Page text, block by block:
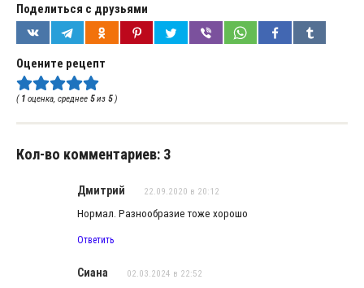
Поделиться с друзьями
Оцените рецепт
( 1 оценка, среднее 5из 5)
Кол-во комментариев: 3
Дмитрий 22.09.2020 в 20:12
Нормал. Разнообразие тоже хорошо
Ответить
Сиана 02.03.2024 в 22:52